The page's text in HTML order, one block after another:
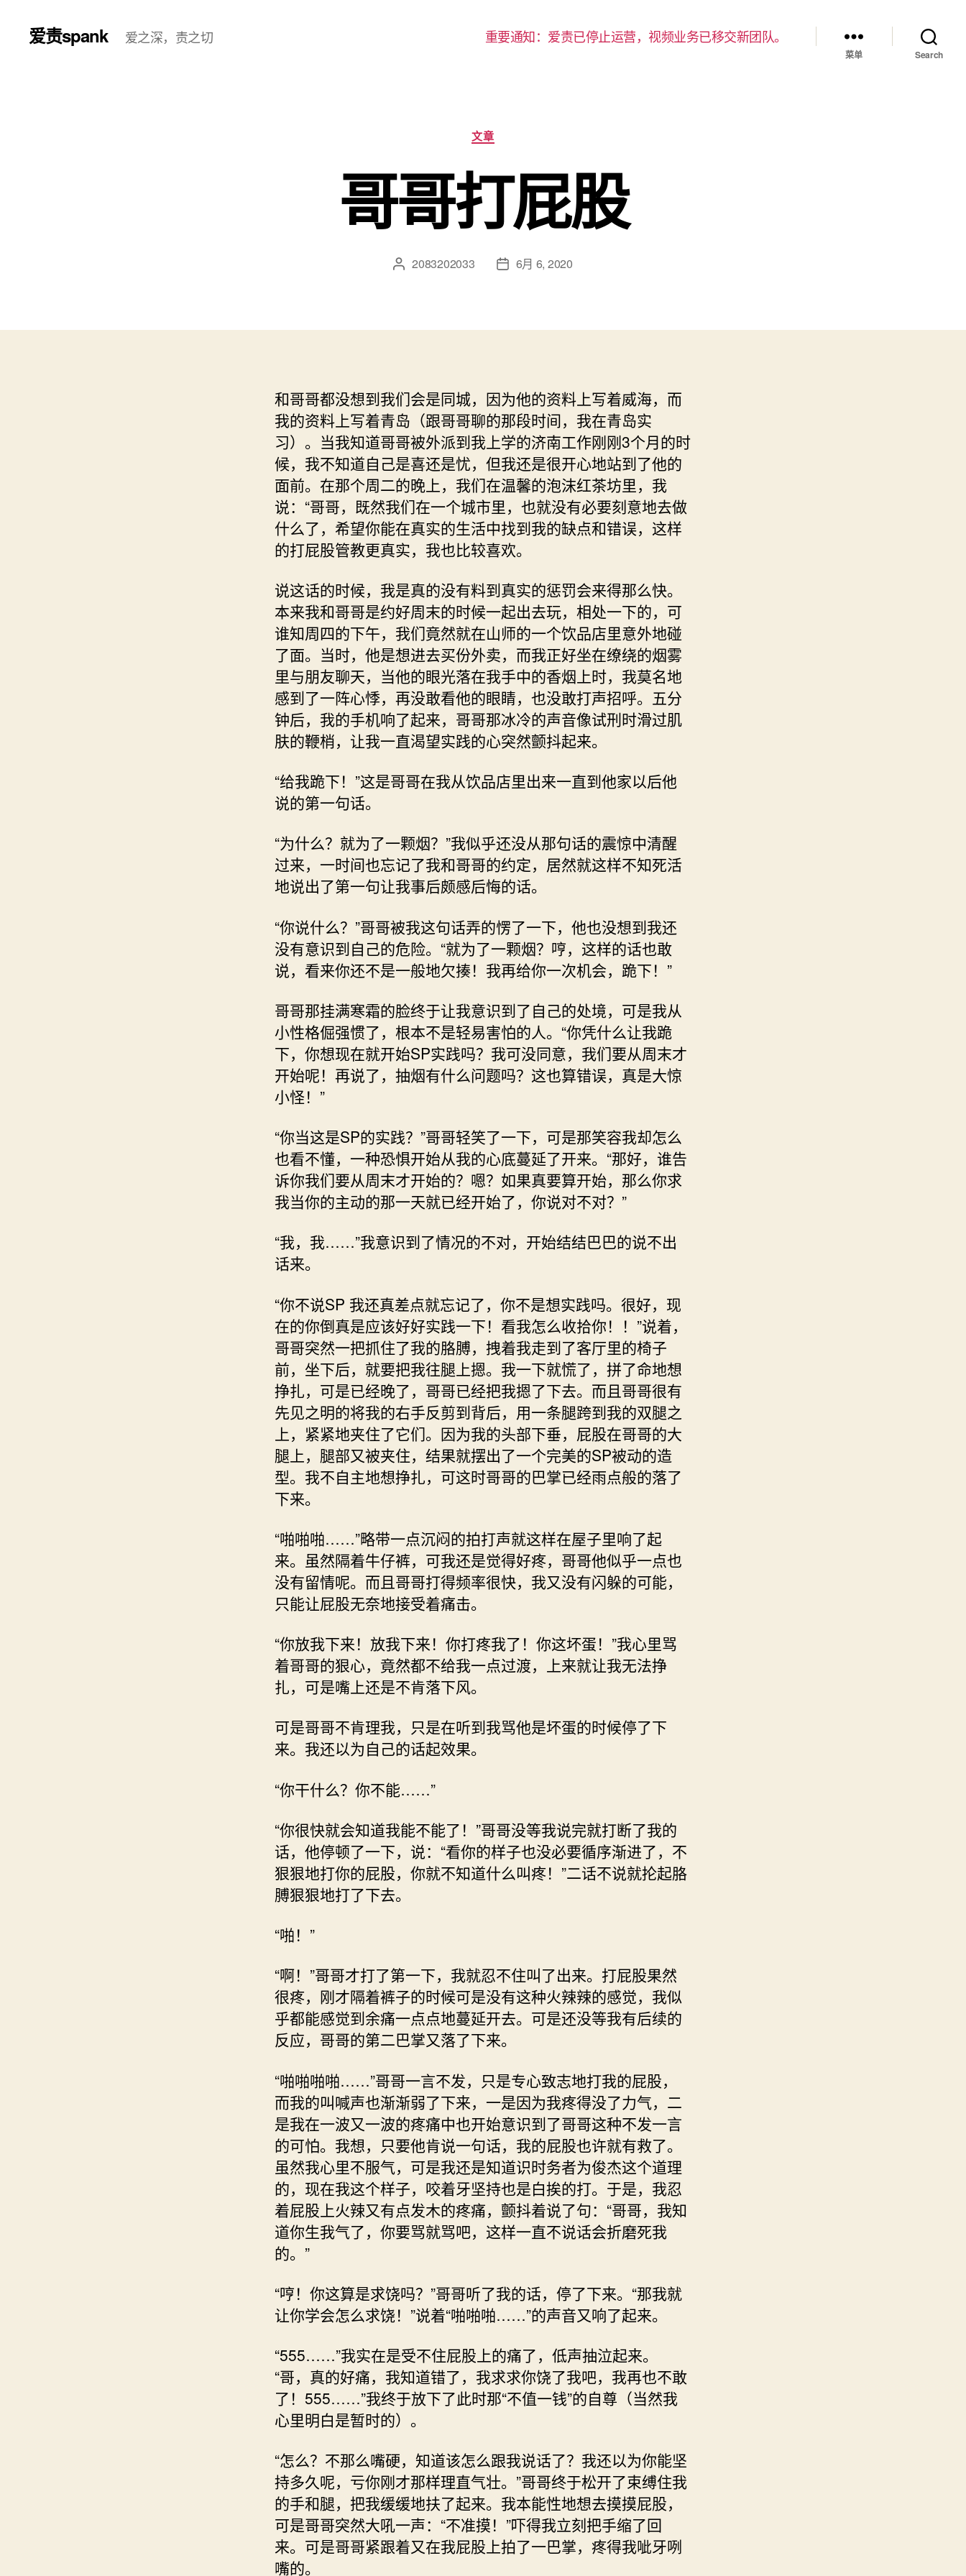
爱责spank 爱之深，责之切 重要通知：爱责已停止运营，视频业务已移交新团队。
菜单 Search
分
类
文章
哥哥打屁股
文 2083202033
发 6月 6, 2020
和哥哥都没想到我们会是同城，因为他的资料上写着威海，而
我的资料上写着青岛（跟哥哥聊的那段时间，我在青岛实
习）。当我知道哥哥被外派到我上学的济南工作刚刚3个月的时
候，我不知道自己是喜还是忧，但我还是很开心地站到了他的
面前。在那个周二的晚上，我们在温馨的泡沫红茶坊里，我
说：“哥哥，既然我们在一个城市里，也就没有必要刻意地去做
什么了，希望你能在真实的生活中找到我的缺点和错误，这样
的打屁股管教更真实，我也比较喜欢。
说这话的时候，我是真的没有料到真实的惩罚会来得那么快。
本来我和哥哥是约好周末的时候一起出去玩，相处一下的，可
谁知周四的下午，我们竟然就在山师的一个饮品店里意外地碰
了面。当时，他是想进去买份外卖，而我正好坐在缭绕的烟雾
里与朋友聊天，当他的眼光落在我手中的香烟上时，我莫名地
感到了一阵心悸，再没敢看他的眼睛，也没敢打声招呼。五分
钟后，我的手机响了起来，哥哥那冰冷的声音像试刑时滑过肌
肤的鞭梢，让我一直渴望实践的心突然颤抖起来。
“给我跪下！”这是哥哥在我从饮品店里出来一直到他家以后他
说的第一句话。
“为什么？就为了一颗烟？”我似乎还没从那句话的震惊中清醒
过来，一时间也忘记了我和哥哥的约定，居然就这样不知死活
地说出了第一句让我事后颇感后悔的话。
“你说什么？”哥哥被我这句话弄的愣了一下，他也没想到我还
没有意识到自己的危险。“就为了一颗烟？哼，这样的话也敢
说，看来你还不是一般地欠揍！我再给你一次机会，跪下！”
哥哥那挂满寒霜的脸终于让我意识到了自己的处境，可是我从
小性格倔强惯了，根本不是轻易害怕的人。“你凭什么让我跪
下，你想现在就开始SP实践吗？我可没同意，我们要从周末才
开始呢！再说了，抽烟有什么问题吗？这也算错误，真是大惊
小怪！”
“你当这是SP的实践？”哥哥轻笑了一下，可是那笑容我却怎么
也看不懂，一种恐惧开始从我的心底蔓延了开来。“那好，谁告
诉你我们要从周末才开始的？嗯？如果真要算开始，那么你求
我当你的主动的那一天就已经开始了，你说对不对？”
“我，我……”我意识到了情况的不对，开始结结巴巴的说不出
话来。
“你不说SP 我还真差点就忘记了，你不是想实践吗。很好，现
在的你倒真是应该好好实践一下！看我怎么收拾你！！”说着，
哥哥突然一把抓住了我的胳膊，拽着我走到了客厅里的椅子
前，坐下后，就要把我往腿上摁。我一下就慌了，拼了命地想
挣扎，可是已经晚了，哥哥已经把我摁了下去。而且哥哥很有
先见之明的将我的右手反剪到背后，用一条腿跨到我的双腿之
上，紧紧地夹住了它们。因为我的头部下垂，屁股在哥哥的大
腿上，腿部又被夹住，结果就摆出了一个完美的SP被动的造
型。我不自主地想挣扎，可这时哥哥的巴掌已经雨点般的落了
下来。
“啪啪啪……”略带一点沉闷的拍打声就这样在屋子里响了起
来。虽然隔着牛仔裤，可我还是觉得好疼，哥哥他似乎一点也
没有留情呢。而且哥哥打得频率很快，我又没有闪躲的可能，
只能让屁股无奈地接受着痛击。
“你放我下来！放我下来！你打疼我了！你这坏蛋！”我心里骂
着哥哥的狠心，竟然都不给我一点过渡，上来就让我无法挣
扎，可是嘴上还是不肯落下风。
可是哥哥不肯理我，只是在听到我骂他是坏蛋的时候停了下
来。我还以为自己的话起效果。
“你干什么？你不能……”
“你很快就会知道我能不能了！”哥哥没等我说完就打断了我的
话，他停顿了一下，说：“看你的样子也没必要循序渐进了，不
狠狠地打你的屁股，你就不知道什么叫疼！”二话不说就抡起胳
膊狠狠地打了下去。
“啪！”
“啊！”哥哥才打了第一下，我就忍不住叫了出来。打屁股果然
很疼，刚才隔着裤子的时候可是没有这种火辣辣的感觉，我似
乎都能感觉到余痛一点点地蔓延开去。可是还没等我有后续的
反应，哥哥的第二巴掌又落了下来。
“啪啪啪啪……”哥哥一言不发，只是专心致志地打我的屁股，
而我的叫喊声也渐渐弱了下来，一是因为我疼得没了力气，二
是我在一波又一波的疼痛中也开始意识到了哥哥这种不发一言
的可怕。我想，只要他肯说一句话，我的屁股也许就有救了。
虽然我心里不服气，可是我还是知道识时务者为俊杰这个道理
的，现在我这个样子，咬着牙坚持也是白挨的打。于是，我忍
着屁股上火辣又有点发木的疼痛，颤抖着说了句：“哥哥，我知
道你生我气了，你要骂就骂吧，这样一直不说话会折磨死我
的。”
“哼！你这算是求饶吗？”哥哥听了我的话，停了下来。“那我就
让你学会怎么求饶！”说着“啪啪啪……”的声音又响了起来。
“555……”我实在是受不住屁股上的痛了，低声抽泣起来。
“哥，真的好痛，我知道错了，我求求你饶了我吧，我再也不敢
了！555……”我终于放下了此时那“不值一钱”的自尊（当然我
心里明白是暂时的）。
“怎么？不那么嘴硬，知道该怎么跟我说话了？我还以为你能坚
持多久呢，亏你刚才那样理直气壮。”哥哥终于松开了束缚住我
的手和腿，把我缓缓地扶了起来。我本能性地想去摸摸屁股，
可是哥哥突然大吼一声：“不准摸！”吓得我立刻把手缩了回
来。可是哥哥紧跟着又在我屁股上拍了一巴掌，疼得我呲牙咧
嘴的。